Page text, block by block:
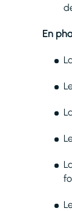
En